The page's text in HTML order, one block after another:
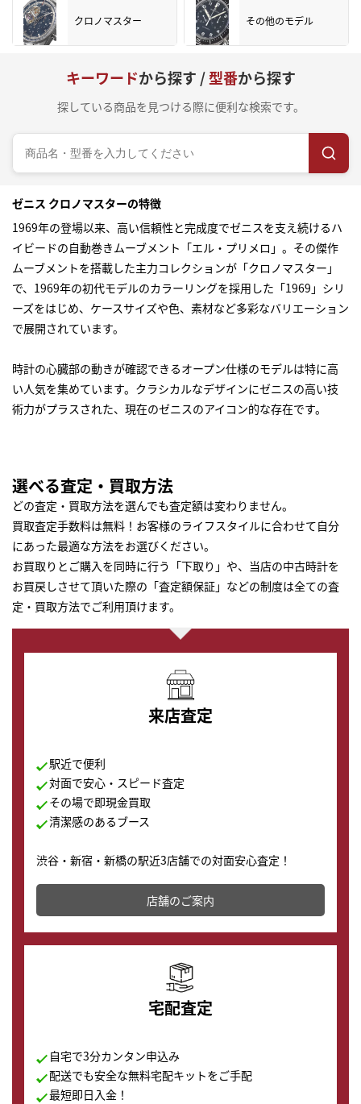
クロノマスター その他のモデル
キーワードから探す /型番から探す
探している商品を見つける際に便利な検索です。
ゼニス クロノマスターの特徴
1969年の登場以来、高い信頼性と完成度でゼニスを支え続けるハ
イビードの自動巻きムーブメント「エル・プリメロ」。その傑作
ムーブメントを搭載した主力コレクションが「クロノマスター」
で、1969年の初代モデルのカラーリングを採用した「1969」シリ
ーズをはじめ、ケースサイズや色、素材など多彩なバリエーション
で展開されています。
時計の心臓部の動きが確認できるオープン仕様のモデルは特に高
い人気を集めています。クラシカルなデザインにゼニスの高い技
術力がプラスされた、現在のゼニスのアイコン的な存在です。
選べる査定・買取方法
どの査定・買取方法を選んでも査定額は変わりません。
買取査定手数料は無料！お客様のライフスタイルに合わせて自分
にあった最適な方法をお選びください。
お買取りとご購入を同時に行う「下取り」や、当店の中古時計を
お買戻しさせて頂いた際の「査定額保証」などの制度は全ての査
定・買取方法でご利用頂けます。
来店査定
駅近で便利
対面で安心・スピード査定
その場で即現金買取
清潔感のあるブース
渋谷・新宿・新橋の駅近3店舗での対面安心査定！
その場で現金買取致します。渋谷本店では、時計販売の
店舗を併設しており、下取りに出してお得に新しい時計
の購入もできます♪
店舗のご案内
宅配査定
自宅で3分カンタン申込み
配送でも安全な無料宅配キットをご手配
最短即日入金！